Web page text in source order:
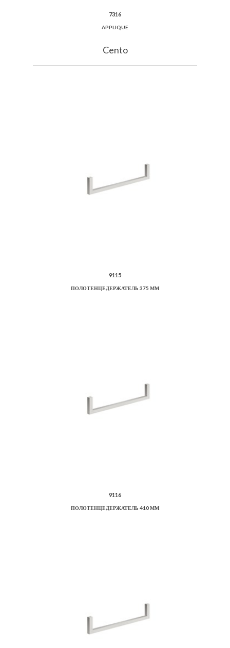
7316
APPLIQUE
Cento
9115
ПОЛОТЕНЦЕДЕРЖАТЕЛЬ 375 ММ
9116
ПОЛОТЕНЦЕДЕРЖАТЕЛЬ 410 ММ